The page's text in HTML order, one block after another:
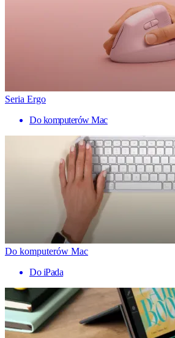
Seria Ergo
Do komputerów Mac
Do komputerów Mac
Do iPada